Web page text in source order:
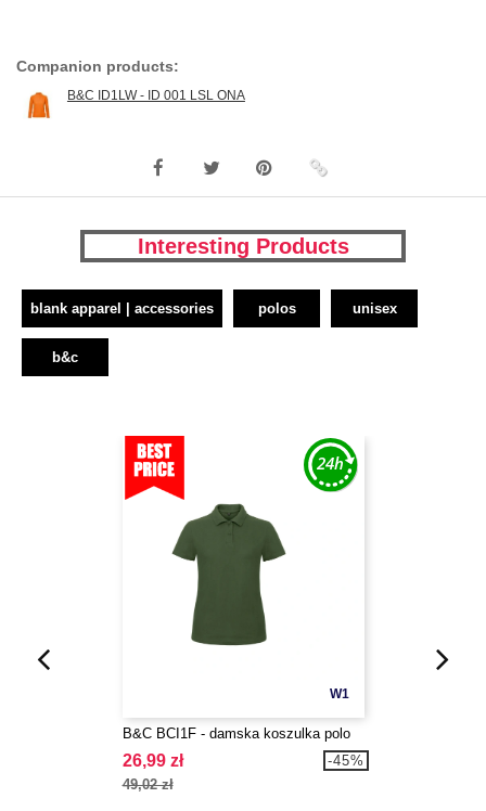
Companion products:
B&C ID1LW - ID 001 LSL ONA
Interesting Products
blank apparel | accessories polos unisex
b&c
W1
B&C BCI1F - damska koszulka polo
26,99 zł
49,02 zł
-45%